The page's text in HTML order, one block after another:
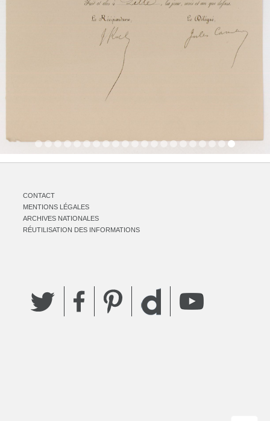
CONTACT
MENTIONS LÉGALES
ARCHIVES NATIONALES
RÉUTILISATION DES INFORMATIONS